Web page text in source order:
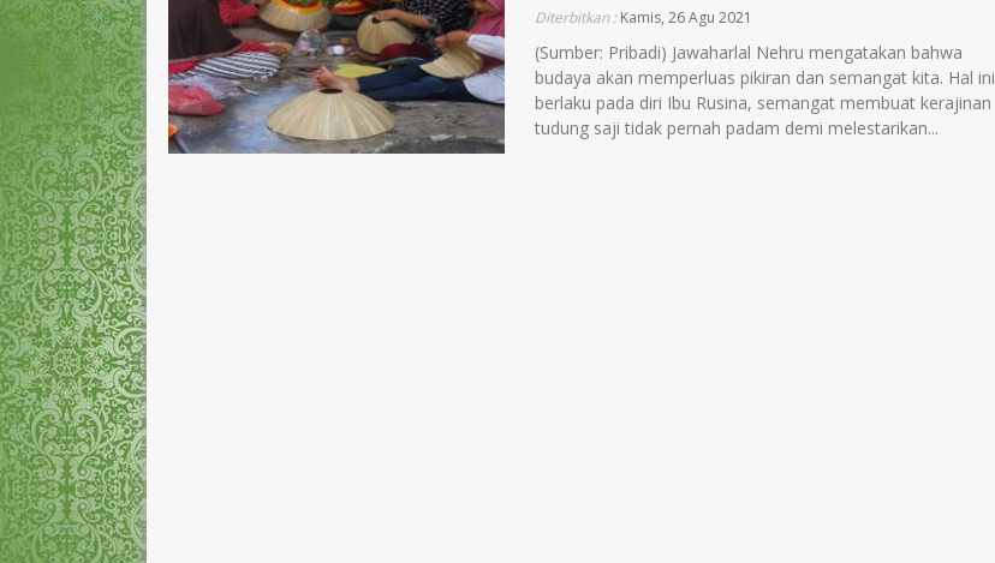
Diterbitkan :Kamis, 26 Agu 2021
(Sumber: Pribadi) Jawaharlal Nehru mengatakan bahwa
budaya akan memperluas pikiran dan semangat kita. Hal ini
berlaku pada diri Ibu Rusina, semangat membuat kerajinan
tudung saji tidak pernah padam demi melestarikan...